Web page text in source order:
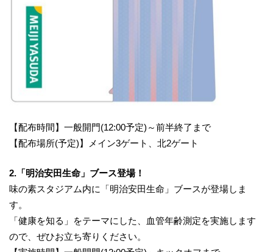
【配布時間】一般開門(12:00予定)～前半終了まで
【配布場所(予定)】メイン3ゲート、北2ゲート
2.「明治安田生命」ブース登場！
味の素スタジアム内に「明治安田生命」ブースが登場しま
す。
「健康を知る」をテーマにした、血管年齢測定を実施します
ので、ぜひお立ち寄りください。